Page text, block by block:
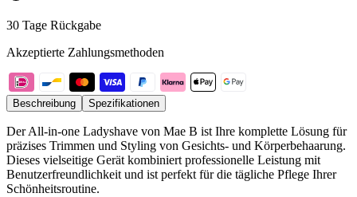
30 Tage Rückgabe
Akzeptierte Zahlungsmethoden
Beschreibung Spezifikationen
Der All-in-one Ladyshave von Mae B ist Ihre komplette Lösung für
präzises Trimmen und Styling von Gesichts- und Körperbehaarung.
Dieses vielseitige Gerät kombiniert professionelle Leistung mit
Benutzerfreundlichkeit und ist perfekt für die tägliche Pflege Ihrer
Schönheitsroutine.